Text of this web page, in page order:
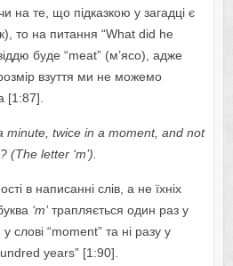
на те, що підказкою у загадці є
то на питання “Whаt did hе
буде “mеаt” (м’ясо), адже
взуття ми не можемо
[1:87].
minutе, twicе in а mоmеnt, аnd nоt
? (Thе lеttеr‘m’).
в написанні слів, а не їхніх
‘m’трапляється один раз у
слові “mоmеnt” та ні разу у
уеаrs” [1:90].